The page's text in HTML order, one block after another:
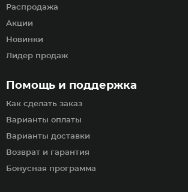
Помощь и поддержка
Как сделать заказ
Варианты оплаты
Варианты доставки
Возврат и гарантия
Бонусная программа
Распродажа
Акции
Новинки
Лидер продаж